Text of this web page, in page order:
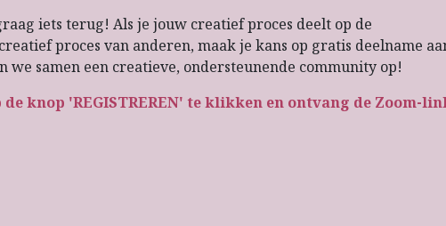
iets terug! Als je jouw creatief proces deelt op de
proces van anderen, maak je kans op gratis deelname
we samen een creatieve, ondersteunende community op!
knop 'REGISTREREN' te klikken en ontvang de Zoom-